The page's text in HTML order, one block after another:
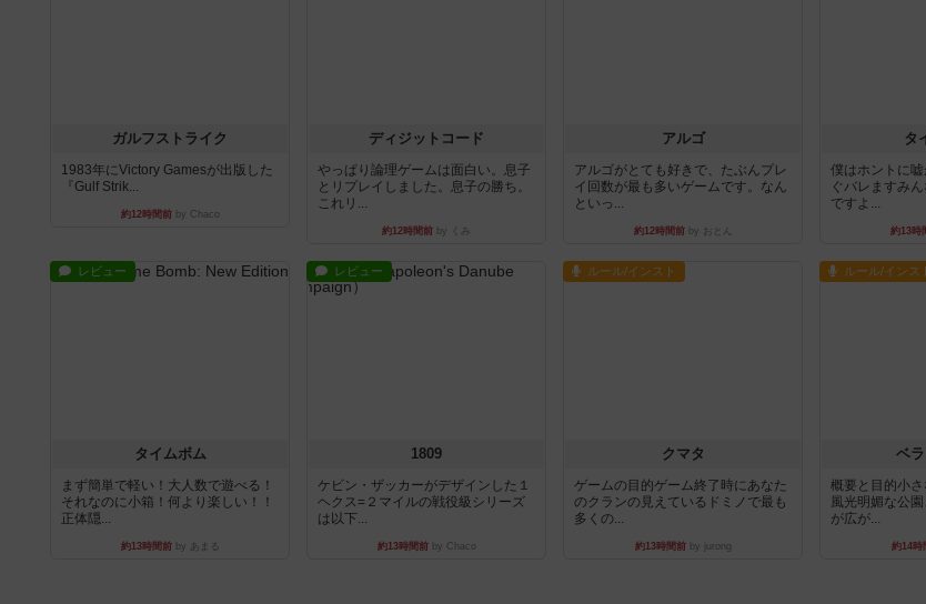
ガルフストライク
1983年にVictory Gamesが出版した
『Gulf Strik...
約12時間前by Chaco
ディジットコード
やっぱり論理ゲームは面白い。息子
とリプレイしました。息子の勝ち。
これリ...
約12時間前 by くみ
アルゴ
アルゴがとても好きで、たぶんプレ
イ回数が最も多いゲームです。なん
といっ...
約12時間前by おとん
タ
僕はホントに
ぐバレますみ
ですよ...
約13時
レビュー
タイムボム
まず簡単で軽い！大人数で遊べる！
それなのに小箱！何より楽しい！！
正体隠...
約13時間前by あまる
レビュー
1809
ケビン・ザッカーがデザインした１
ヘクス=２マイルの戦役級シリーズ
は以下...
約13時間前by Chaco
ルール/インスト
クマタ
ゲームの目的ゲーム終了時にあなた
のクランの見えているドミノで最も
多くの...
約13時間前by jurong
ルール/インス
ベ
概要と目的小さ
風光明媚な公
が広が...
約14時